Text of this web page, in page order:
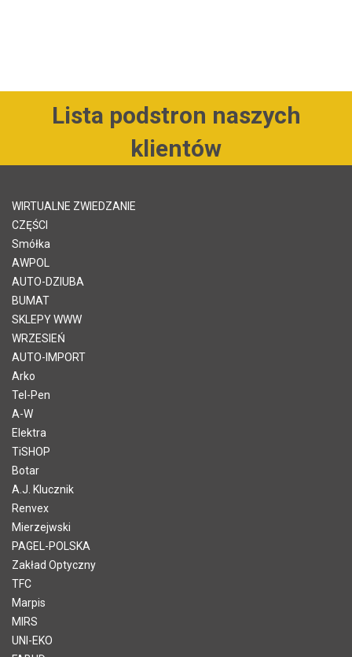
Lista podstron naszych
klientów
WIRTUALNE ZWIEDZANIE
CZĘŚCI
Smółka
AWPOL
AUTO-DZIUBA
BUMAT
SKLEPY WWW
WRZESIEŃ
AUTO-IMPORT
Arko
Tel-Pen
A-W
Elektra
TiSHOP
Botar
A.J. Klucznik
Renvex
Mierzejwski
PAGEL-POLSKA
Zakład Optyczny
TFC
Marpis
MIRS
UNI-EKO